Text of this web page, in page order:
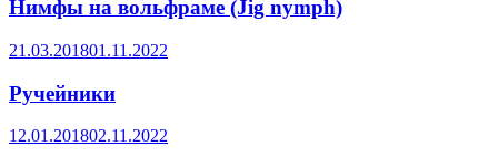
Нимфы на вольфраме (Jig nymph)
21.03.201801.11.2022
Ручейники
12.01.201802.11.2022